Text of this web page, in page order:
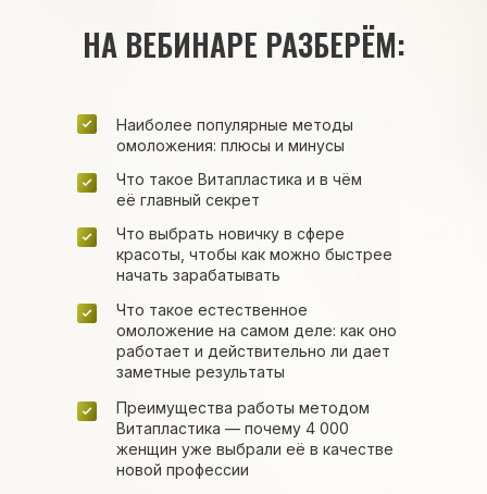
НА ВЕБИНАРЕ РАЗБЕРЁМ:
Наиболее популярные методы
омоложения: плюсы и минусы
Что такое естественное
омоложение на самом деле: как оно
работает и действительно ли дает
заметные результаты
Что выбрать новичку в сфере
красоты, чтобы как можно быстрее
начать зарабатывать
Что такое Витапластика и в чём
её главный секрет
Преимущества работы методом
Витапластика — почему 4 000
женщин уже выбрали её в качестве
новой профессии